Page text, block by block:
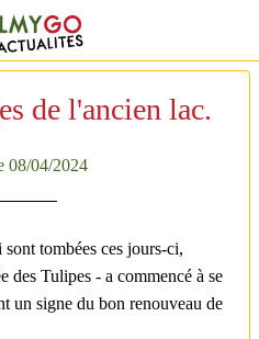
de l'ancien lac.
08/04/2024
tombées ces jours-ci,
des Tulipes - a commencé à se
un signe du bon renouveau de